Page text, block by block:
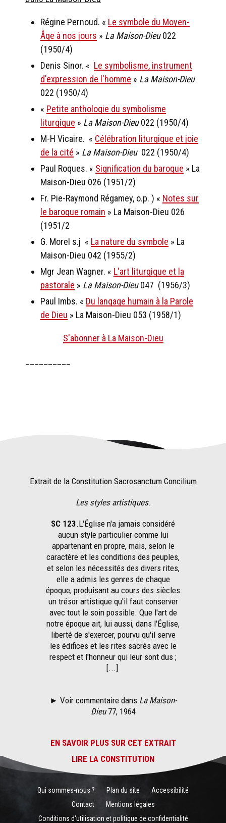
Régine Pernoud. « Le symbole du Moyen-
Âge à nos jours » La Maison-Dieu022
(1950/4)
Denis Sinor. « Le symbolisme, instrument
d'expression de l'homme » La Maison-Dieu
022 (1950/4)
« Petite anthologie du symbolisme
liturgique » La Maison-Dieu022 (1950/4)
M-H Vicaire. « Célébration liturgique et joie
de la cité » La Maison-Dieu022 (1950/4)
Paul Roques. « Signification du baroque » La
Maison-Dieu 026 (1951/2)
Fr. Pie-Raymond Régamey, o.p. ) « Notes sur
le baroque romain » La Maison-Dieu 026
(1951/2
G. Morel s.j « La nature du symbole » La
Maison-Dieu 042 (1955/2)
Mgr Jean Wagner. « L'art liturgique et la
pastorale » La Maison-Dieu047 (1956/3)
Paul Imbs. « Du langage humain à la Parole
de Dieu » La Maison-Dieu 053 (1958/1)
S'abonner à La Maison-Dieu
Extrait de la Constitution Sacrosanctum Concilium
Les styles artistiques.
SC 123.L'Église n'a jamais considéré
aucun style particulier comme lui
appartenant en propre, mais, selon le
caractère et les conditions des peuples,
et selon les nécessités des divers rites,
elle a admis les genres de chaque
époque, produisant au cours des siècles
un trésor artistique qu'il faut conserver
avec tout le soin possible. Que l'art de
notre époque ait, lui aussi, dans l'Église,
liberté de s'exercer, pourvu qu'il serve
les édifices et les rites sacrés avec le
respect et l'honneur qui leur sont dus ;
[...]
► Voir commentaire dans La Maison-
Dieu77, 1964
EN SAVOIR PLUS SUR CET EXTRAIT
LIRE LA CONSTITUTION
Qui sommes-nous ? Plan du site
Accessibilité
Contact
Mentions légales
Conditions d'utilisation et politique de confidentialité